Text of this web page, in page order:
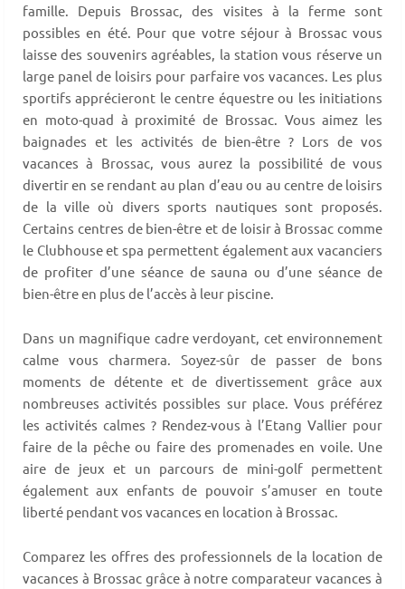
famille. Depuis Brossac, des visites à la ferme sont
possibles en été. Pour que votre séjour à Brossac vous
laisse des souvenirs agréables, la station vous réserve un
large panel de loisirs pour parfaire vos vacances. Les plus
sportifs apprécieront le centre équestre ou les initiations
en moto-quad à proximité de Brossac. Vous aimez les
baignades et les activités de bien-être ? Lors de vos
vacances à Brossac, vous aurez la possibilité de vous
divertir en se rendant au plan d’eau ou au centre de loisirs
de la ville où divers sports nautiques sont proposés.
Certains centres de bien-être et de loisir à Brossac comme
le Clubhouse et spa permettent également aux vacanciers
de profiter d’une séance de sauna ou d’une séance de
bien-être en plus de l’accès à leur piscine.
Dans un magnifique cadre verdoyant, cet environnement
calme vous charmera. Soyez-sûr de passer de bons
moments de détente et de divertissement grâce aux
nombreuses activités possibles sur place. Vous préférez
les activités calmes ? Rendez-vous à l’Etang Vallier pour
faire de la pêche ou faire des promenades en voile. Une
aire de jeux et un parcours de mini-golf permettent
également aux enfants de pouvoir s’amuser en toute
liberté pendant vos vacances en location à Brossac.
Comparez les offres des professionnels de la location de
vacances à Brossac grâce à notre comparateur vacances à